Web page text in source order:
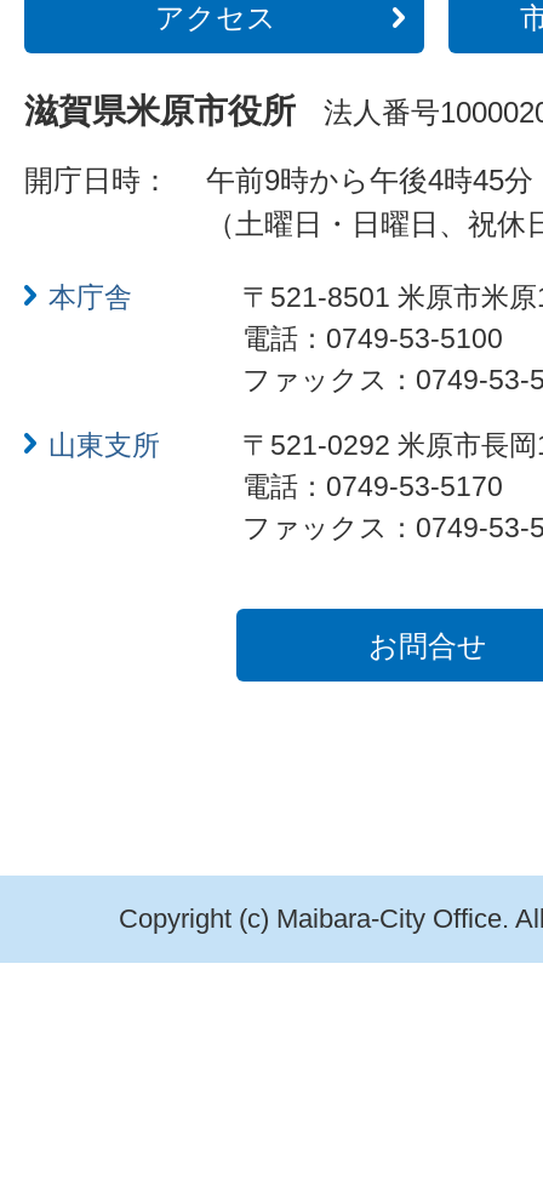
アクセス
滋賀県米原市役所 法人番号
開庁日時：
午前9時から午後4時45分
（土曜日・日曜日、祝
本庁舎
〒521-8501 米原市米
電話：0749-53-5100
ファックス：0749-53-
山東支所
〒521-0292 米原市長
電話：0749-53-5170
ファックス：0749-53-
お問合せ
Copyright (c) Maibara-City Office.